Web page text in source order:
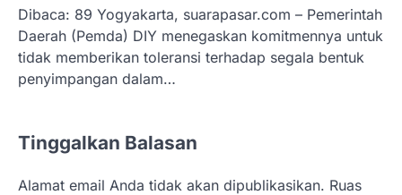
Dibaca: 89 Yogyakarta, suarapasar.com – Pemerintah
Daerah (Pemda) DIY menegaskan komitmennya untuk
tidak memberikan toleransi terhadap segala bentuk
penyimpangan dalam…
Tinggalkan Balasan
Alamat email Anda tidak akan dipublikasikan. Ruas